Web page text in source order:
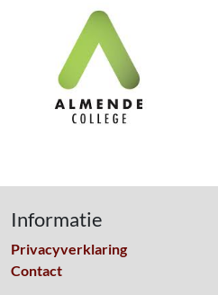
Informatie
Privacyverklaring
Contact